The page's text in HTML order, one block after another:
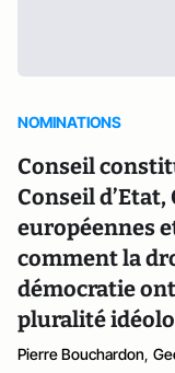
NOMINATIONS
Conseil
Conseil d’Etat,
européennes
comment la
démocratie
pluralité
Pierre Bouchardon,